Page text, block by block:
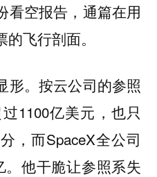
看空报告，通篇在用
飞行剖面。
形。按云公司的参照
1100亿美元，也只
，而SpaceX全公司
他干脆让参照系失